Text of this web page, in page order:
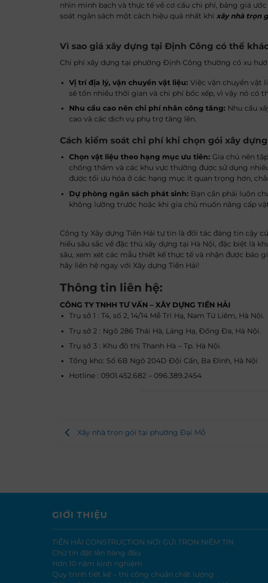
nhìn minh bạch và thực tế về cơ cấu chi phí, bảng giá
soát ngân sách một cách hiệu quả nhất khi xây nhà trọn
Vì sao giá xây dựng tại Định Công có thể
Chi phí xây dựng tại phường Định Công thường có xu
Vị trí địa lý, vận chuyển vật liệu: Việc vận chuyển vật
sẽ tốn nhiều thời gian và chi phí bốc xếp, vì vậy nó có
Nhu cầu cao nên chi phí nhân công tăng: Nhu cầu
cao và các dịch vụ phụ trợ tăng lên.
Cách kiểm soát chi phí khi chọn gói xây dựng
Chọn vật liệu theo hạng mục ưu tiên: Gia chủ nên
chống thấm và các khu vực thường được sử dụng
được tối ưu hóa ở các hạng mục ít quan trọng hơn,
Dự phòng ngân sách phát sinh: Bạn cần phải luôn
không lường trước hoặc khi gia chủ muốn nâng cấp
Công ty Xây dựng Tiền Hải tự tin là đối tác đáng tin cậy
hiểu sâu sắc về đặc thù xây dựng tại Hà Nội, đặc biệt là
sâu, xem xét các mẫu thiết kế thực tế và nhận được báo
hãy liên hệ ngay với Xây dựng Tiền Hải!
Thông tin liên hệ:
CÔNG TY TNHH TƯ VẤN – XÂY DỰNG TIỀN HẢI
Trụ sở 1 : T4, số 2, 14/14 Mễ Trì Hạ, Nam Từ Liêm, Hà Nội.
Trụ sở 2 : Ngõ 286 Thái Hà, Láng Hạ, Đống Đa, Hà Nội.
Trụ sở 3 : Khu đô thị Thanh Hà – Tp. Hà Nội.
Tổng kho: Số 6B Ngõ 204D Đội Cấn, Ba Đình, Hà Nội
Hotline : 0901.452.682 – 096.389.2454
Xây nhà trọn gói tại phường Đại Mỗ
GIỚI THIỆU
TIỀN HẢI CONSTRUCTION NƠI GỬI TRỌN NIỀM TIN
Chữ tín đặt lên hàng đầu
Hơn 10 năm kinh nghiệm
Quy trình tiết kế – thi công chuẩn chất lượng